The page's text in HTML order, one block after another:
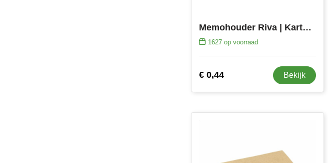
Memohouder Riva | Karton | Met liniaal
1627op voorraad
€ 0,44 Bekijk